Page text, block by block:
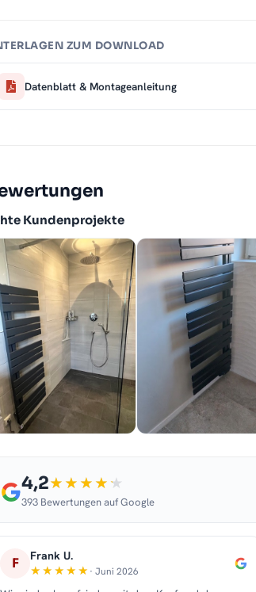
ZUM DOWNLOAD
Datenblatt & Montageanleitung
Kundenprojekte
4,2
393 Bewertungen auf Google
F Frank U.
· Juni 2026